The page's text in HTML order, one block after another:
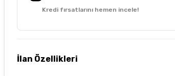
Kredi fırsatlarını hemen incele!
İlan Özellikleri